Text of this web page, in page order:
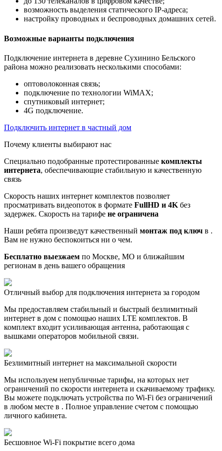
возможность выделения статического IP-адреса;
настройку проводных и беспроводных домашних сетей.
Возможные варианты подключения
Подключение интернета в деревне Сухинино Бельского
района можно реализовать несколькими способами:
оптоволоконная связь;
подключение по технологии WiMAX;
спутниковый интернет;
4G подключение.
Подключить интернет в частный дом
Почему клиенты выбирают нас
Специально подобранные протестированные комплекты
интернета, обеспечивающие стабильную и качественную
связь
Скорость наших интернет комплектов позволяет
просматривать видеопоток в формате FullHD и 4K без
задержек. Скорость на тарифе не ограничена
Наши ребята произведут качественный монтаж под ключ в .
Вам не нужно беспокоиться ни о чем.
Бесплатно выезжаем по Москве, МО и ближайшим
регионам в день вашего обращения
Отличный выбор для подключения интернета за городом
Мы предоставляем стабильный и быстрый безлимитный
интернет в дом с помощью наших LTE комплектов. В
комплект входит усиливающая антенна, работающая с
вышками операторов мобильной связи.
Безлимитный интернет на максимальной скорости
Мы используем непубличные тарифы, на которых нет
ограничений по скорости интернета и скачиваемому трафику.
Вы можете подключать устройства по Wi-Fi без ограничений
в любом месте в . Полное управление счетом с помощью
личного кабинета.
Бесшовное Wi-Fi покрытие всего дома